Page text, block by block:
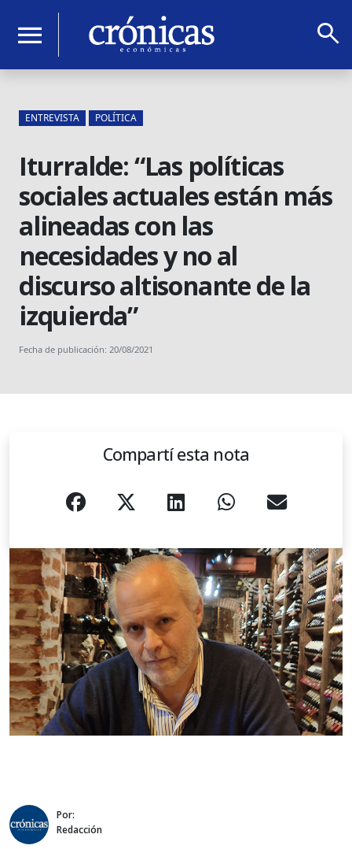
menu search
ENTREVISTA POLÍTICA
Iturralde: “Las políticas
sociales actuales están más
alineadas con las
necesidades y no al
discurso altisonante de la
izquierda”
Fecha de publicación: 20/08/2021
Compartí esta nota
Por:
Redacción